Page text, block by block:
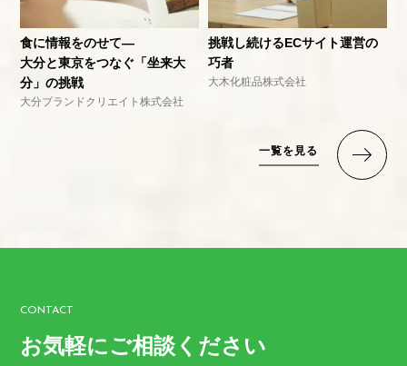
食に情報をのせて―
大分と東京をつなぐ「坐来大
分」の挑戦
大分ブランドクリエイト株式会社
挑戦し続けるECサイト運営の
巧者
大木化粧品株式会社
一覧を見る
CONTACT
お気軽にご相談ください